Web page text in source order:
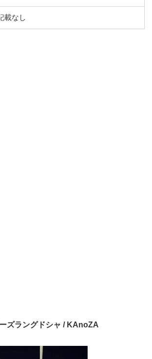
載なし
ズラングドシャ / KAnoZA